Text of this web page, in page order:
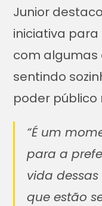
Junior
iniciativa
com algumas
sentindo
poder público
“É um
para a
vida
que estão